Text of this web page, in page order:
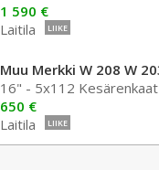
1 590 €
Laitila
LIIKE
16" - 5x112
650 €
Laitila
LIIKE